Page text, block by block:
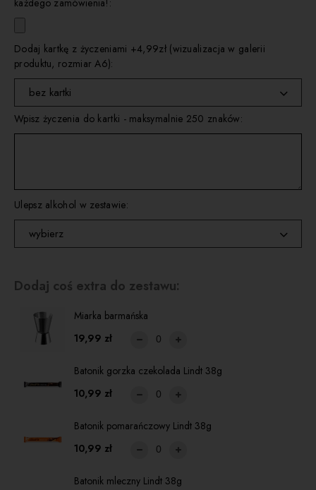
Dodaj kartkę z życzeniami +4,99zł (wizualizacja w galerii
produktu, rozmiar A6):
bez kartki
wybierz
kartka 3
kartka 4
Wpisz życzenia do kartki - maksymalnie 250 znaków:
Ulepsz alkohol w zestawie:
wybierz
zamień na Paprocky Single Malt 700ml +39,99zł
Dodaj coś extra do zestawu:
Batonik gorzka czekolada Lindt 38g
10,99 zł
Batonik pomarańczowy Lindt 38g
10,99 zł
Miarka barmańska
19,99 zł
Batonik mleczny Lindt 38g